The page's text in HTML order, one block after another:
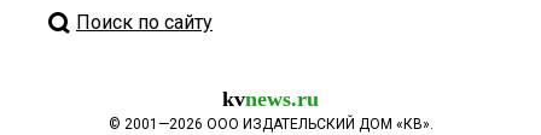
Поиск по сайту
kvnews.ru
© 2001—2026 ООО ИЗДАТЕЛЬСКИЙ ДОМ «КВ».